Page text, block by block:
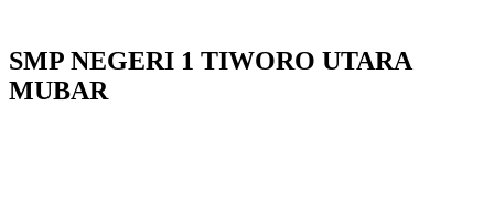
SMP NEGERI 1 TIWORO UTARA
MUBAR